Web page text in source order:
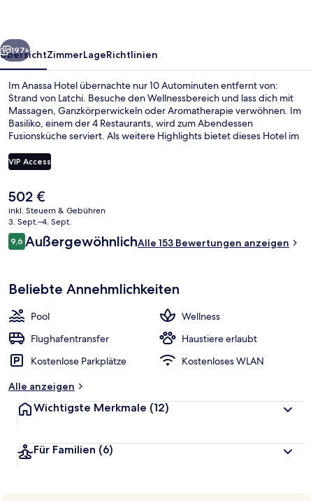
Weiter
197+
ÜbersichtZimmerLageRichtlinien
Im Anassa Hotel übernachte nur 10 Autominuten entfernt von:
Strand von Latchi. Besuche den Wellnessbereich und lass dich mit
Massagen, Ganzkörperwickeln oder Aromatherapie verwöhnen. Im
Basiliko, einem der 4 Restaurants, wird zum Abendessen
Fusionsküche serviert. Als weitere Highlights bietet dieses Hotel im
VIP Access
Der
aktuelle
Preis
beträgt
502 €.
502 €
inkl. Steuern & Gebühren
3. Sept.–4. Sept.
Bewertungen
9,69,6 von 10.
AußergewöhnlichAlle 153 Bewertungen anzeigen
Beliebte Annehmlichkeiten
Pool
Wellness
Flughafentransfer
Haustiere erlaubt
Kostenlose Parkplätze
Kostenloses WLAN
Alle anzeigen
Wichtigste Merkmale (12)
Für Familien (6)